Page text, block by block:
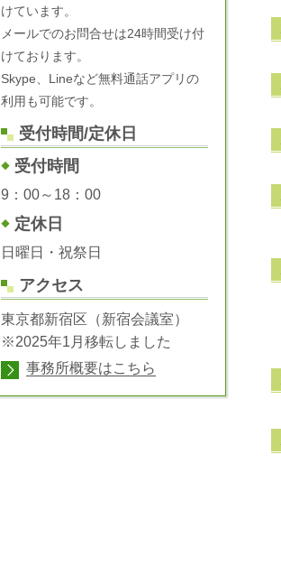
けています。
メールでのお問合せは24時間受け付
けております。
Skype、Lineなど無料通話アプリの
利用も可能です。
受付時間/定休日
受付時間
9：00～18：00
定休日
日曜日・祝祭日
アクセス
東京都新宿区（新宿会議室）
※2025年1月移転しました
事務所概要はこちら